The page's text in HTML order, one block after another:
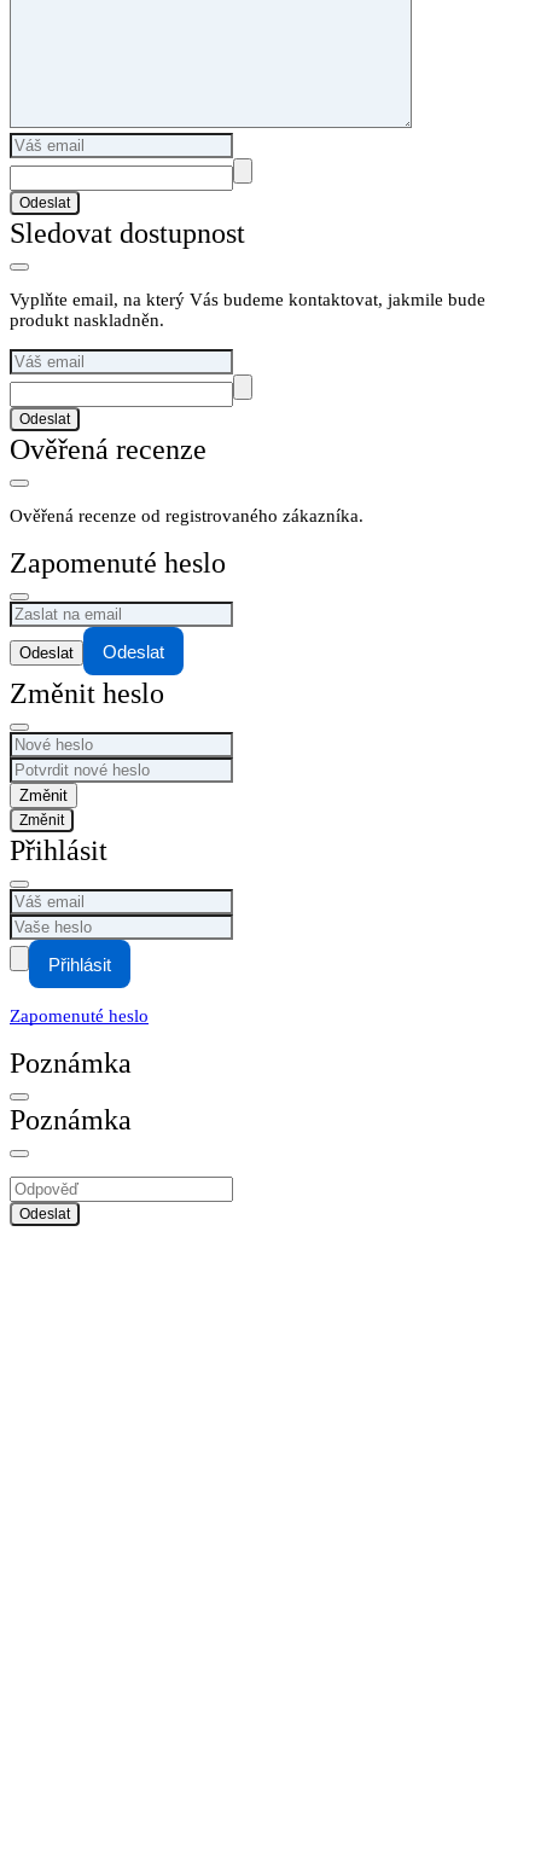
Odeslat
Sledovat dostupnost
Vyplňte email, na který Vás budeme kontaktovat, jakmile bude
produkt naskladněn.
Odeslat
Ověřená recenze
Ověřená recenze od registrovaného zákazníka.
Zapomenuté heslo
Odeslat
Změnit heslo
Změnit
Přihlásit
Přihlásit
Zapomenuté heslo
Poznámka
Poznámka
Odeslat